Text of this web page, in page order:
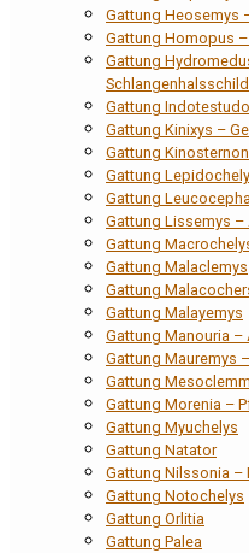
Gattung Heosemys
Gattung Homopus
Gattung
Gattung
Gattung Kinixys –
Gattung
Gattung
Gattung
Gattung Lissemys
Gattung
Gattung Malaclemys
Gattung
Gattung Malayemys
Gattung Manouria
Gattung Mauremys
Gattung
Gattung Morenia –
Gattung Myuchelys
Gattung Natator
Gattung Nilssonia –
Gattung Notochelys
Gattung Orlitia
Gattung Palea